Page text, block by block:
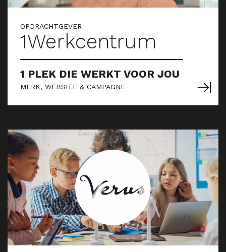
OPDRACHTGEVER
1Werkcentrum
1 PLEK DIE WERKT VOOR JOU
MERK, WEBSITE & CAMPAGNE